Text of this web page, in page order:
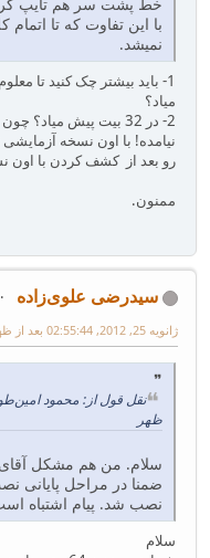
نمیشد.
میاد؟
2- در 32 بیت پیش
نیامده! با اون نسخه
رو بعد از کشف کردن با اون
ممنون.
سیدرضی علوی‌زاده
ژانویه 25, 2012, 02:55:44 بعد از ظهر
ظهر
سلام. من هم مشکل آقای
ضمنا در مراحل پایانی
نصب شد. پیام اشتباه
سلام